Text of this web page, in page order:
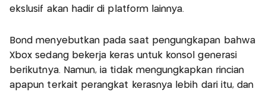
ekslusif akan hadir di platform lainnya.
Bond menyebutkan pada saat pengungkapan bahwa
Xbox sedang bekerja keras untuk konsol generasi
berikutnya. Namun, ia tidak mengungkapkan rincian
apapun terkait perangkat kerasnya lebih dari itu, dan